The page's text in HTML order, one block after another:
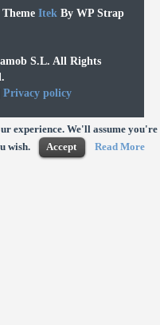
Theme Itek By WP Strap
S.L. All Rights
|Privacy policy
experience. We'll assume you're
wish.
Accept Read More